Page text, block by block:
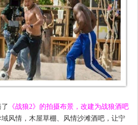
《战狼2》的拍摄布景，改建为战狼酒吧
风情，木屋草棚、风情沙滩酒吧，让宁